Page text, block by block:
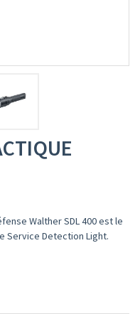
Walther SDL 400 est le
Service Detection Light.